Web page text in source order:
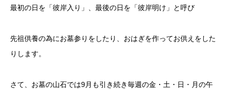
最初の日を「彼岸入り」、最後の日を「彼岸明け」と呼び
先祖供養の為にお墓参りをしたり、おはぎを作ってお供えをした
りします。
さて、お墓の山石では9月も引き続き毎週の金・土・日・月の午